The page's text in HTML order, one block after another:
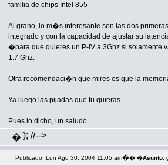
familia de chips Intel 855
Al grano, lo m�s interesante son las dos
integrado y con la capacidad de ajustar su
�para que quieres un P-IV a 3Ghz si solamente
1.7 Ghz.
Otra recomendaci�n que mires es que la
Ya luego las pijadas que tu quieras
Pues lo dicho, un saludo.
�'); //-->
Publicado: Lun Ago 30, 2004 11:05 am�� �Asunto: